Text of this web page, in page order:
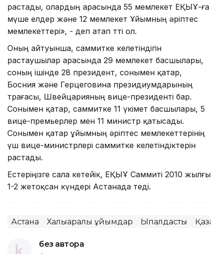
растады, олардың арасында 55 мемлекет ЕҚЫҰ-ға
мүше елдер және 12 мемлекет Ұйымның әріптес
мемлекеттері», - деп атап өтті ол.
Оның айтуынша, саммитке келетіндігін
растаушылар арасында 29 мемлекет басшылары,
соның ішінде 28 президент, сонымен қатар,
Босния және Герцеговина президиумдарының
төрағасы, Швейцарияның вице-президенті бар.
Сонымен қатар, саммитке 11 үкімет басшылары, 5
вице-премьерлер мен 11 министр қатысады.
Сонымен қатар ұйымның әріптес мемлекеттерінің
үш вице-министрлері саммитке келетіндіктерін
растады.
Естеріңізге сала кетейік, ЕҚЫҰ Саммиті 2010 жылғы
1-2 жетоқсан күндері Астанада өтеді.
Астана Халықаралық ұйымдар Ықпалдастық
без автора